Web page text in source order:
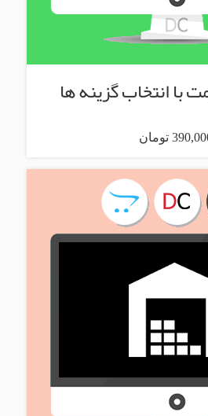
با انتخاب گزینه ها
تومان